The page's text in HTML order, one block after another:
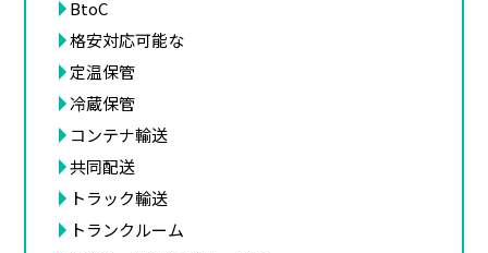
BtoC
格安対応可能な
定温保管
冷蔵保管
コンテナ輸送
共同配送
トラック輸送
トランクルーム